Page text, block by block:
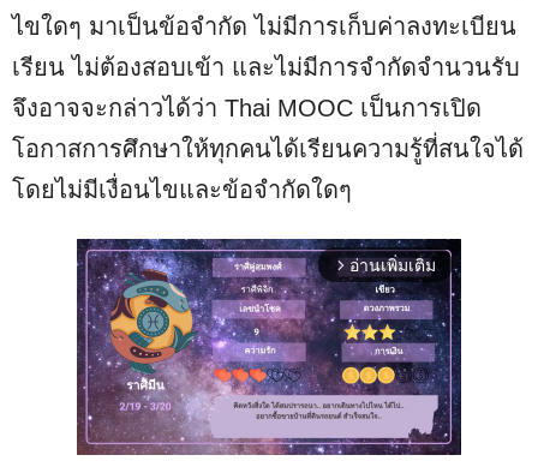
ไขใดๆ มาเป็นข้อจำกัด ไม่มีการเก็บค่าลงทะเบียน
เรียน ไม่ต้องสอบเข้า และไม่มีการจำกัดจำนวนรับ
จึงอาจจะกล่าวได้ว่า Thai MOOC เป็นการเปิด
โอกาสการศึกษาให้ทุกคนได้เรียนความรู้ที่สนใจได้
โดยไม่มีเงื่อนไขและข้อจำกัดใดๆ
arrow_forward_ios อ่านเพิ่มเติม